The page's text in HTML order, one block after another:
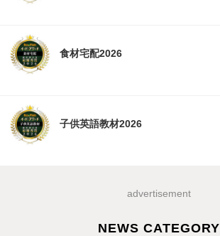
食材宅配2026
子供英語教材2026
advertisement
NEWS CATEGORY